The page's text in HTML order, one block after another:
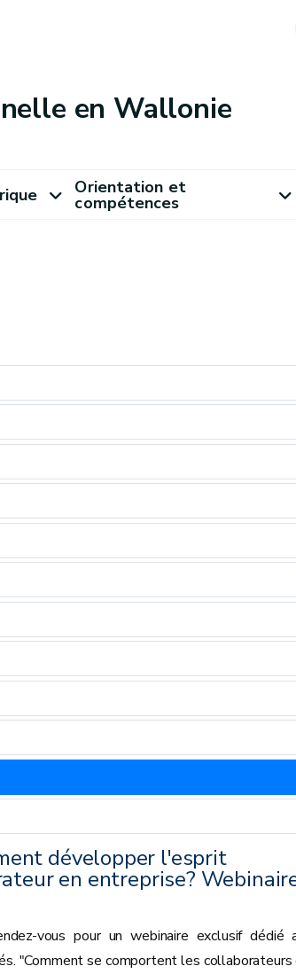
en Wallonie
Orientation et
compétences
développer l'esprit
en entreprise?
vous pour un webinaire exclusif dédié
"Comment se comportent les collaborateurs